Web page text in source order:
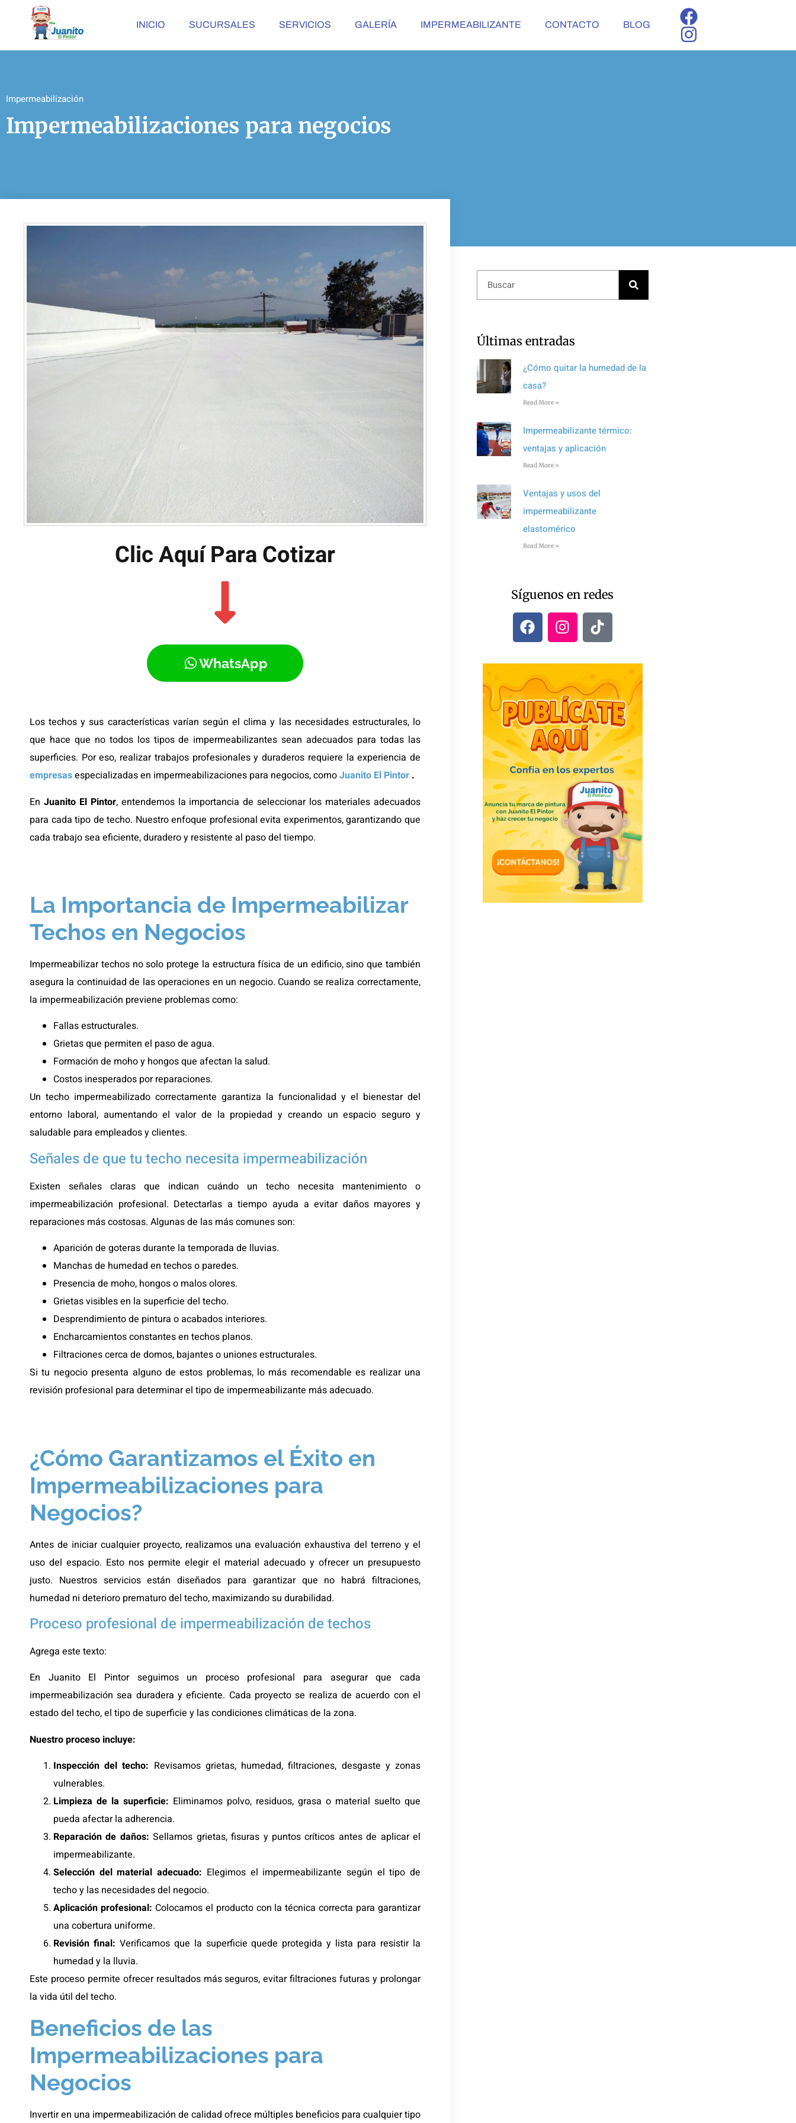
INICIO SUCURSALES SERVICIOS GALERÍA IMPERMEABILIZANTE CONTACTO BLOG
Impermeabilización
Impermeabilizaciones para negocios
Clic Aquí Para Cotizar​
WhatsApp
Los techos y sus características varían según el clima y las necesidades estructurales, lo
que hace que no todos los tipos de impermeabilizantes sean adecuados para todas las
superficies. Por eso, realizar trabajos profesionales y duraderos requiere la experiencia de
empresasespecializadas en impermeabilizaciones para negocios, comoJuanito El Pintor .
En Juanito El Pintor, entendemos la importancia de seleccionar los materiales adecuados
para cada tipo de techo. Nuestro enfoque profesional evita experimentos, garantizando que
cada trabajo sea eficiente, duradero y resistente al paso del tiempo.
La Importancia de Impermeabilizar
Techos en Negocios
Impermeabilizar techos no solo protege la estructura física de un edificio, sino que también
asegura la continuidad de las operaciones en un negocio. Cuando se realiza correctamente,
la impermeabilización previene problemas como:
Fallas estructurales.
Grietas que permiten el paso de agua.
Formación de moho y hongos que afectan la salud.
Costos inesperados por reparaciones.
Un techo impermeabilizado correctamente garantiza la funcionalidad y el bienestar del
entorno laboral, aumentando el valor de la propiedad y creando un espacio seguro y
saludable para empleados y clientes.
Señales de que tu techo necesita impermeabilización
Existen señales claras que indican cuándo un techo necesita mantenimiento o
impermeabilización profesional. Detectarlas a tiempo ayuda a evitar daños mayores y
reparaciones más costosas. Algunas de las más comunes son:
Aparición de goteras durante la temporada de lluvias.
Manchas de humedad en techos o paredes.
Presencia de moho, hongos o malos olores.
Grietas visibles en la superficie del techo.
Desprendimiento de pintura o acabados interiores.
Encharcamientos constantes en techos planos.
Filtraciones cerca de domos, bajantes o uniones estructurales.
Si tu negocio presenta alguno de estos problemas, lo más recomendable es realizar una
revisión profesional para determinar el tipo de impermeabilizante más adecuado.
¿Cómo Garantizamos el Éxito en
Impermeabilizaciones para
Negocios?
Antes de iniciar cualquier proyecto, realizamos una evaluación exhaustiva del terreno y el
uso del espacio. Esto nos permite elegir el material adecuado y ofrecer un presupuesto
justo. Nuestros servicios están diseñados para garantizar que no habrá filtraciones,
humedad ni deterioro prematuro del techo, maximizando su durabilidad.
Proceso profesional de impermeabilización de techos
Agrega este texto:
En Juanito El Pintor seguimos un proceso profesional para asegurar que cada
impermeabilización sea duradera y eficiente. Cada proyecto se realiza de acuerdo con el
estado del techo, el tipo de superficie y las condiciones climáticas de la zona.
Nuestro proceso incluye:
Inspección del techo: Revisamos grietas, humedad, filtraciones, desgaste y zonas
vulnerables.
Limpieza de la superficie: Eliminamos polvo, residuos, grasa o material suelto que
pueda afectar la adherencia.
Reparación de daños: Sellamos grietas, fisuras y puntos críticos antes de aplicar el
impermeabilizante.
Selección del material adecuado: Elegimos el impermeabilizante según el tipo de
techo y las necesidades del negocio.
Aplicación profesional: Colocamos el producto con la técnica correcta para garantizar
una cobertura uniforme.
Revisión final: Verificamos que la superficie quede protegida y lista para resistir la
humedad y la lluvia.
Este proceso permite ofrecer resultados más seguros, evitar filtraciones futuras y prolongar
la vida útil del techo.
Beneficios de las
Impermeabilizaciones para
Negocios
Invertir en una impermeabilización de calidad ofrece múltiples beneficios para cualquier tipo
Últimas entradas
¿Cómo quitar la humedad de la
casa?
Read More »
Impermeabilizante térmico:
ventajas y aplicación
Read More »
Ventajas y usos del
impermeabilizante
elastomérico
Read More »
Síguenos en redes